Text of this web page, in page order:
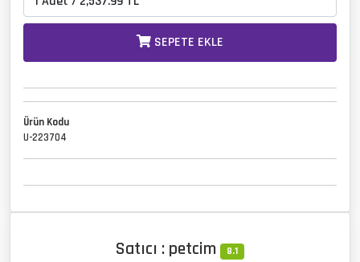
SEPETE EKLE
Ürün Kodu
U-223704
Satıcı : petcim 8.1